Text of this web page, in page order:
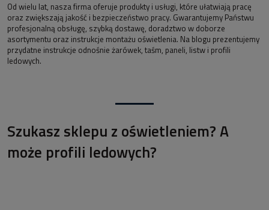
Od wielu lat, nasza firma oferuje produkty i usługi, które ułatwiają pracę
oraz zwiększają jakość i bezpieczeństwo pracy. Gwarantujemy Państwu
profesjonalną obsługę, szybką dostawę, doradztwo w doborze
asortymentu oraz instrukcje montażu oświetlenia. Na blogu prezentujemy
przydatne instrukcje odnośnie żarówek, taśm, paneli, listw i profili
ledowych.
Szukasz sklepu z oświetleniem? A
może profili ledowych?